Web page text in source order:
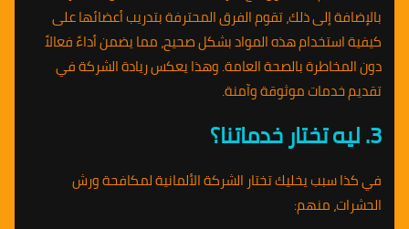
بالإضافة إلى ذلك، تقوم الفرق المحترفة بتدريب أعضائها على
كيفية استخدام هذه المواد بشكل صحيح، مما يضمن أداءً فعالاً
دون المخاطرة بالصحة العامة. وهذا يعكس ريادة الشركة في
تقديم خدمات موثوقة وآمنة.
3. ليه تختار خدماتنا؟
في كذا سبب يخليك تختار الشركة الألمانية لمكافحة ورش
الحشرات، منهم: